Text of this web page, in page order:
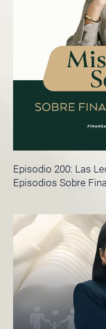
Episodio 200: Las
Episodios Sobre